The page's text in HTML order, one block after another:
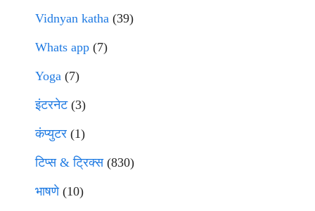
Vidnyan katha (39)
Whats app (7)
Yoga (7)
इंटरनेट(3)
कंप्युटर (1)
टिप्स & ट्रिक्स(830)
भाषणे(10)